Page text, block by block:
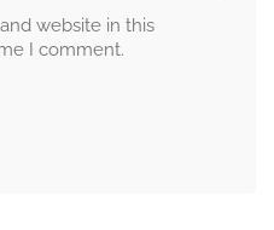
website in this
I comment.